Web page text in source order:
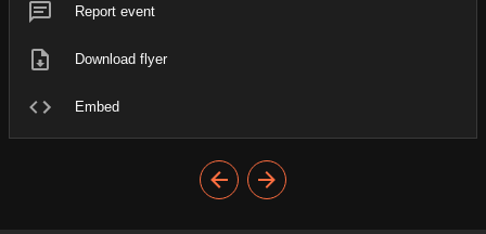
Report event
Download flyer
Embed